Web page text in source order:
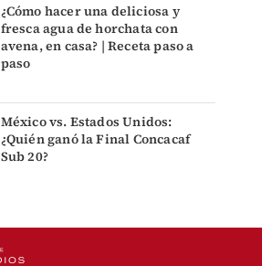
¿Cómo hacer una deliciosa y
fresca agua de horchata con
avena, en casa? | Receta paso a
paso
México vs. Estados Unidos:
¿Quién ganó la Final Concacaf
Sub 20?